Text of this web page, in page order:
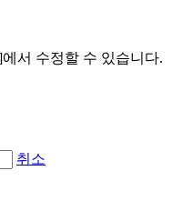
서 수정할 수 있습니다.
취소